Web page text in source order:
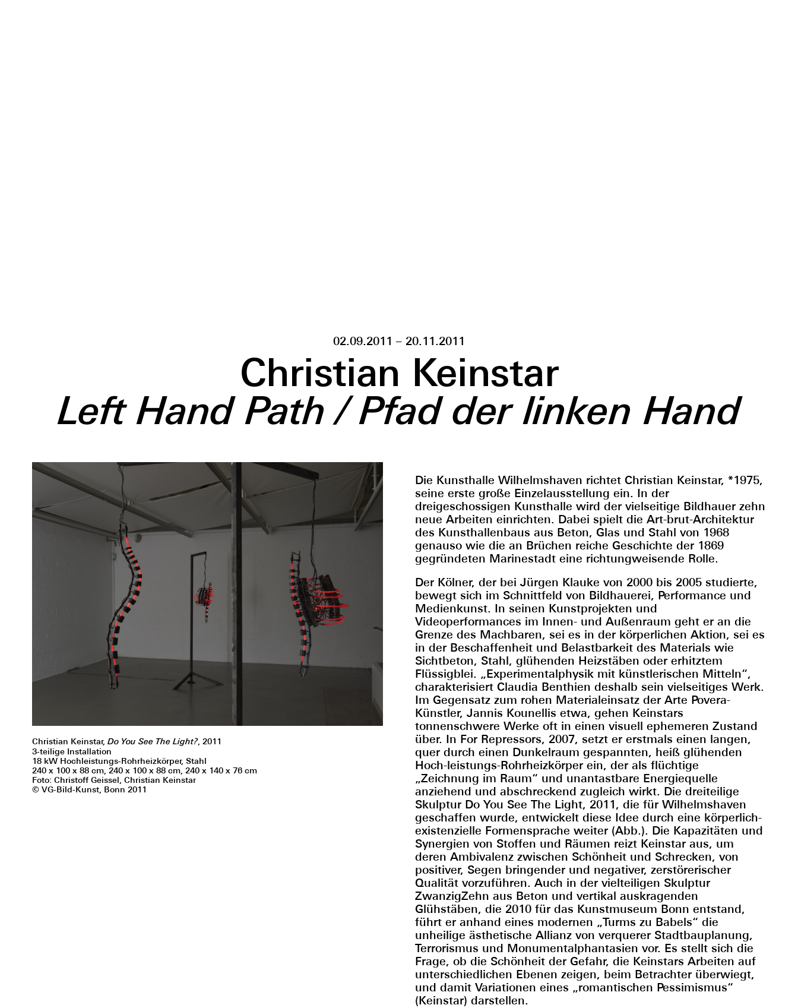
02.09.2011 – 20.11.2011
Christian Keinstar
Left Hand Path / Pfad der linken Hand
Christian Keinstar, Do You See The Light?, 2011
3-teilige Installation
18 kW Hochleistungs-Rohrheizkörper, Stahl
240 x 100 x 88 cm, 240 x 100 x 88 cm, 240 x 140 x 76 cm
Foto: Christoff Geissel, Christian Keinstar
© VG-Bild-Kunst, Bonn 2011
Die Kunsthalle Wilhelmshaven richtet Christian Keinstar, *1975,
seine erste große Einzelausstellung ein. In der
dreigeschossigen Kunsthalle wird der vielseitige Bildhauer zehn
neue Arbeiten einrichten. Dabei spielt die Art-brut-Architektur
des Kunsthallenbaus aus Beton, Glas und Stahl von 1968
genauso wie die an Brüchen reiche Geschichte der 1869
gegründeten Marinestadt eine richtungweisende Rolle.
Der Kölner, der bei Jürgen Klauke von 2000 bis 2005 studierte,
bewegt sich im Schnittfeld von Bildhauerei, Performance und
Medienkunst. In seinen Kunstprojekten und
Videoperformances im Innen- und Außenraum geht er an die
Grenze des Machbaren, sei es in der körperlichen Aktion, sei es
in der Beschaffenheit und Belastbarkeit des Materials wie
Sichtbeton, Stahl, glühenden Heizstäben oder erhitztem
Flüssigblei. „Experimentalphysik mit künstlerischen Mitteln“,
charakterisiert Claudia Benthien deshalb sein vielseitiges Werk.
Im Gegensatz zum rohen Materialeinsatz der Arte Povera-
Künstler, Jannis Kounellis etwa, gehen Keinstars
tonnenschwere Werke oft in einen visuell ephemeren Zustand
über. In For Repressors, 2007, setzt er erstmals einen langen,
quer durch einen Dunkelraum gespannten, heiß glühenden
Hoch-leistungs-Rohrheizkörper ein, der als flüchtige
„Zeichnung im Raum“ und unantastbare Energiequelle
anziehend und abschreckend zugleich wirkt. Die dreiteilige
Skulptur Do You See The Light, 2011, die für Wilhelmshaven
geschaffen wurde, entwickelt diese Idee durch eine körperlich-
existenzielle Formensprache weiter (Abb.). Die Kapazitäten und
Synergien von Stoffen und Räumen reizt Keinstar aus, um
deren Ambivalenz zwischen Schönheit und Schrecken, von
positiver, Segen bringender und negativer, zerstörerischer
Qualität vorzuführen. Auch in der vielteiligen Skulptur
ZwanzigZehn aus Beton und vertikal auskragenden
Glühstäben, die 2010 für das Kunstmuseum Bonn entstand,
führt er anhand eines modernen „Turms zu Babels“ die
unheilige ästhetische Allianz von verquerer Stadtbauplanung,
Terrorismus und Monumentalphantasien vor. Es stellt sich die
Frage, ob die Schönheit der Gefahr, die Keinstars Arbeiten auf
unterschiedlichen Ebenen zeigen, beim Betrachter überwiegt,
und damit Variationen eines „romantischen Pessimismus“
(Keinstar) darstellen.